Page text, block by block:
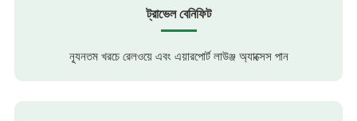
ট্রাভেল বেনিফিট
ন্যূনতম খরচে রেলওয়ে এবং এয়ারপোর্ট লাউঞ্জ অ্যাক্সেস পান